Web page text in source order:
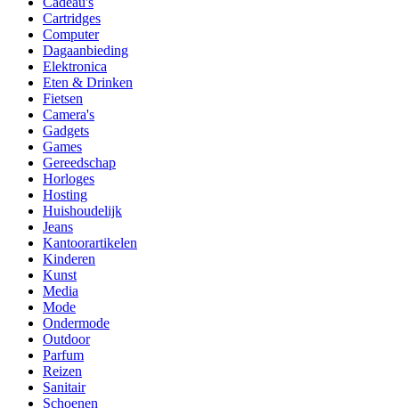
Cartridges
Computer
Dagaanbieding
Elektronica
Eten & Drinken
Fietsen
Camera's
Gadgets
Games
Gereedschap
Horloges
Hosting
Huishoudelijk
Jeans
Kantoorartikelen
Kinderen
Kunst
Media
Mode
Ondermode
Outdoor
Parfum
Reizen
Sanitair
Schoenen